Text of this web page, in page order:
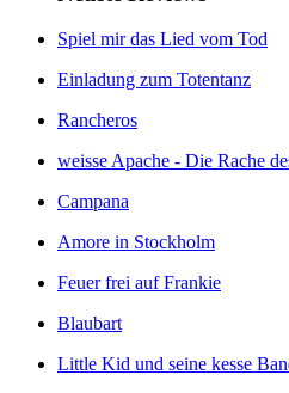
Spiel mir das Lied vom Tod
Einladung zum Totentanz
Rancheros
weisse Apache - Die Rache
Campana
Amore in Stockholm
Feuer frei auf Frankie
Blaubart
Little Kid und seine kesse